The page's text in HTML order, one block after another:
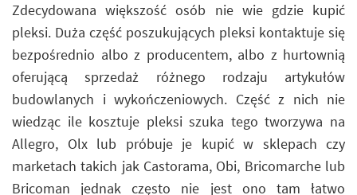
Zdecydowana większość osób nie wie gdzie kupić
pleksi. Duża część poszukujących pleksi kontaktuje się
bezpośrednio albo z producentem, albo z hurtownią
oferującą sprzedaż różnego rodzaju artykułów
budowlanych i wykończeniowych. Część z nich nie
wiedząc ile kosztuje pleksi szuka tego tworzywa na
Allegro, Olx lub próbuje je kupić w sklepach czy
marketach takich jak Castorama, Obi, Bricomarche lub
Bricoman jednak często nie jest ono tam łatwo